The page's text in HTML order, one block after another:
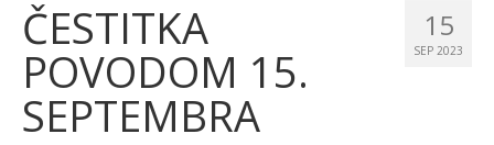
Službeni glasnici
Javne nabavke
Značajni datumi i manifestacije
15
SEP 2023
ČESTITKA
POVODOM 15.
SEPTEMBRA